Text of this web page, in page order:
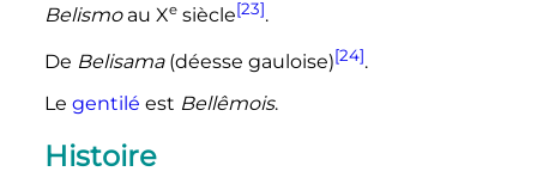
Belismoau Xe siècle[23].
De Belisama(déesse gauloise)[24].
Le gentilé est Bellêmois.
Histoire